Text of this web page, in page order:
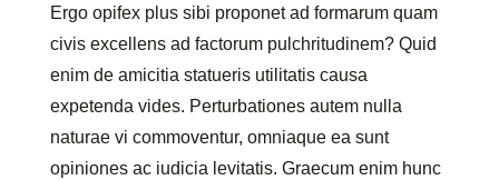
Ergo opifex plus sibi proponet ad formarum quam
civis excellens ad factorum pulchritudinem? Quid
enim de amicitia statueris utilitatis causa
expetenda vides. Perturbationes autem nulla
naturae vi commoventur, omniaque ea sunt
opiniones ac iudicia levitatis. Graecum enim hunc